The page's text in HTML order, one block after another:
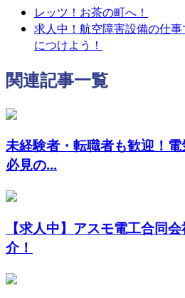
レッツ！お茶の町へ！
求人中！航空障害設備の仕
につけよう！
関連記事一覧
未経験者・転職者も歓迎！
必見の...
【求人中】アスモ電工合同
介！